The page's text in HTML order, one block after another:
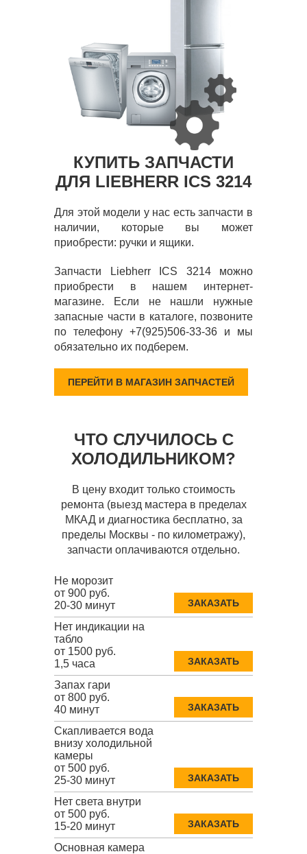
КУПИТЬ ЗАПЧАСТИ
ДЛЯ LIEBHERR ICS 3214
Для этой модели у нас есть запчасти в
наличии, которые вы может
приобрести: ручки и ящики.
Запчасти Liebherr ICS 3214 можно
приобрести в нашем интернет-
магазине. Если не нашли нужные
запасные части в каталоге, позвоните
по телефону +7(925)506-33-36 и мы
обязательно их подберем.
ПЕРЕЙТИ В МАГАЗИН ЗАПЧАСТЕЙ
ЧТО СЛУЧИЛОСЬ С
ХОЛОДИЛЬНИКОМ?
В цену входит только стоимость
ремонта (выезд мастера в пределах
МКАД и диагностика бесплатно, за
пределы Москвы - по километражу),
запчасти оплачиваются отдельно.
Не морозит
от 900 руб.
20-30 минут
ЗАКАЗАТЬ
Нет индикации на
табло
от 1500 руб.
1,5 часа
ЗАКАЗАТЬ
Запах гари
от 800 руб.
40 минут
ЗАКАЗАТЬ
Скапливается вода
внизу холодильной
камеры
от 500 руб.
25-30 минут
ЗАКАЗАТЬ
Нет света внутри
от 500 руб.
15-20 минут
ЗАКАЗАТЬ
Основная камера